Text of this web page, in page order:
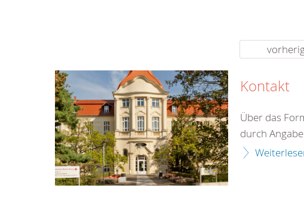
rund um die Uhr
Kontakt
Über das
durch